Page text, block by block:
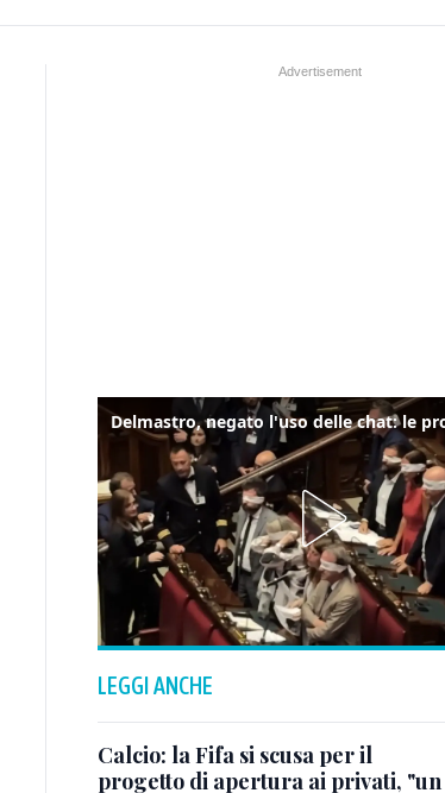
LEGGI ANCHE
Calcio: la Fifa si scusa per il
progetto di apertura ai privati, "un